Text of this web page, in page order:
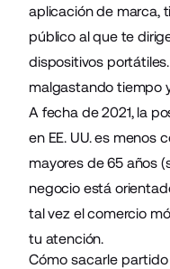
aplicación de marca,
público al que te
dispositivos
malgastando tiempo
A fecha de 2021, la
en EE. UU. es menos
mayores de 65 años
negocio está
tal vez el comercio
tu atención.
Cómo sacarle